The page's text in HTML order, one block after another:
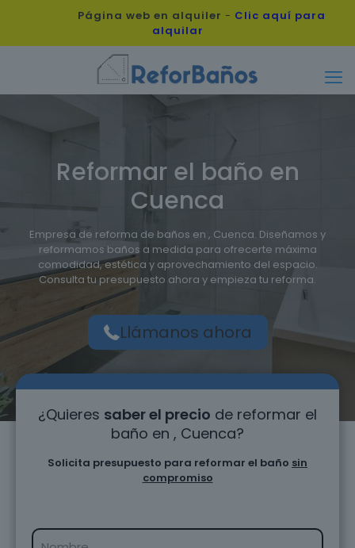
Página web en alquiler - Clic aquí para
alquilar
Reformar el baño en
Cuenca
Empresa de reforma de baños en , Cuenca. Diseñamos y
reformamos baños a medida para ofrecerte máxima
comodidad, estética y aprovechamiento del espacio.
Consulta tu presupuesto ahora y empieza tu reforma.
Llámanos ahora
¿Quieres saber el precio de reformar el
baño en , Cuenca?
Solicita presupuesto para reformar el baño sin
compromiso